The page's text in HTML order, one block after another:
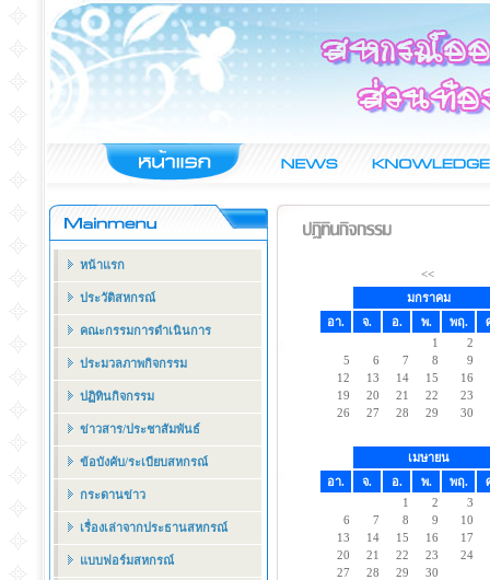
หน้าแรก
ประวัติสหกรณ์
คณะกรรมการดำเนินการ
ประมวลภาพกิจกรรม
ปฏิทินกิจกรรม
ข่าวสาร/ประชาสัมพันธ์
ข้อบังคับ/ระเบียบสหกรณ์
กระดานข่าว
เรื่องเล่าจากประธานสหกรณ์
แบบฟอร์มสหกรณ์
<<
มกราคม
อา.
จ. อ. พ. พฤ.
1
2
5
6 7 8
9
12
13 14 15
16
19
20 21 22
23
26
27 28 29 30
เมษายน
อา.
จ. อ. พ. พฤ.
1
2
3
6
7 8 9
10
13
14 15 16
17
20
21 22 23
24
27
28 29 30